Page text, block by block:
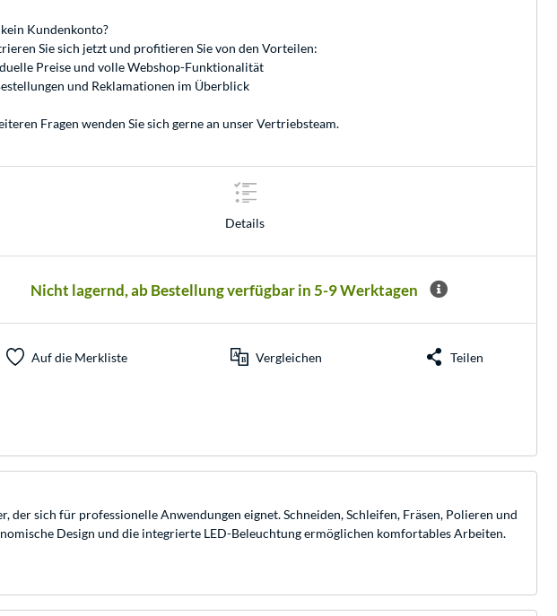
Kundenkonto?
Sie sich jetzt und profitieren Sie von den Vorteilen:
Preise und volle Webshop-Funktionalität
und Reklamationen im Überblick
Fragen wenden Sie sich gerne an unserVertriebsteam.
Details
Nicht lagernd, ab Bestellung verfügbar in 5-9 Werktagen
Auf die Merkliste Vergleichen Teilen
sich für professionelle Anwendungen eignet. Schneiden, Schleifen, Fräsen, Polieren und
Design und die integrierte LED-Beleuchtung ermöglichen komfortables Arbeiten.